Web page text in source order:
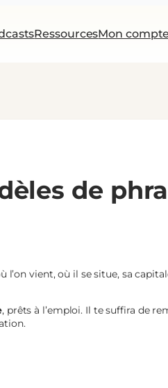
RessourcesMon compte
de
vient, où il se situe, sa
, prêts à l’emploi. Il te suffira de